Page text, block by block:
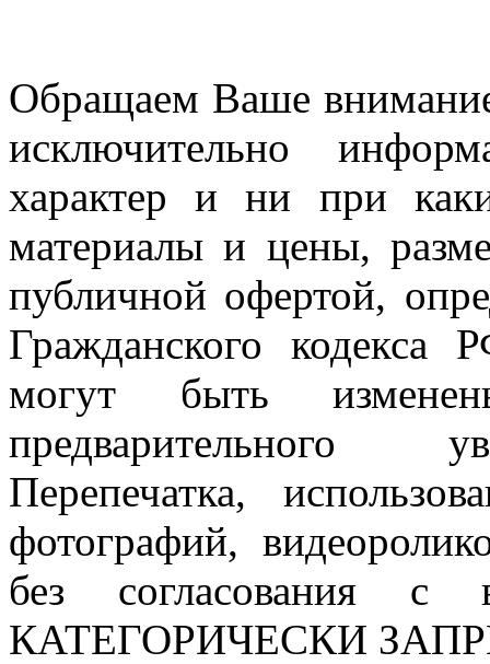
Обращаем Ваше
исключительно
характер и ни при
материалы и цены,
публичной офертой,
Гражданского
могут быть
предварительного
Перепечатка,
фотографий,
без согласования с
КАТЕГОРИЧЕСКИ